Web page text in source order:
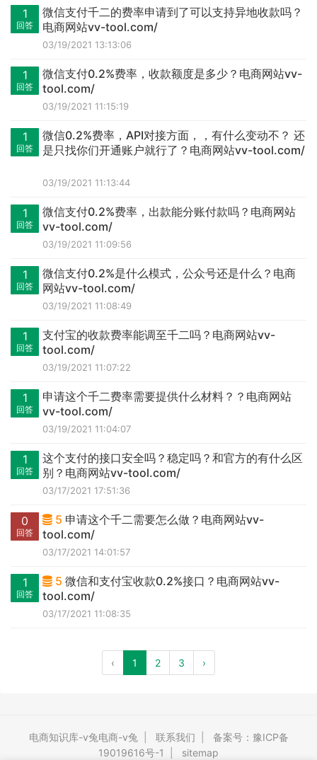
1
回答
微信支付千二的费率申请到了可以支持异地收款吗？
电商网站vv-tool.com/
03/19/2021 13:13:06
1
回答
微信支付0.2%费率，收款额度是多少？电商网站vv-
tool.com/
03/19/2021 11:15:19
1
回答
微信0.2%费率，API对接方面，，有什么变动不？ 还
是只找你们开通账户就行了？电商网站vv-tool.com/
03/19/2021 11:13:44
1
回答
微信支付0.2%费率，出款能分账付款吗？电商网站
vv-tool.com/
03/19/2021 11:09:56
1
回答
微信支付0.2%是什么模式，公众号还是什么？电商
网站vv-tool.com/
03/19/2021 11:08:49
1
回答
支付宝的收款费率能调至千二吗？电商网站vv-
tool.com/
03/19/2021 11:07:22
1
回答
申请这个千二费率需要提供什么材料？？电商网站
vv-tool.com/
03/19/2021 11:04:07
1
回答
这个支付的接口安全吗？稳定吗？和官方的有什么区
别？电商网站vv-tool.com/
03/17/2021 17:51:36
0
回答
5 申请这个千二需要怎么做？电商网站vv-
tool.com/
03/17/2021 14:01:57
1
回答
5 微信和支付宝收款0.2%接口？电商网站vv-
tool.com/
03/17/2021 11:08:35
‹ 1 2 3 ›
电商知识库-v兔电商-v兔 联系我们
备案号：豫ICP备
19019616号-1
sitemap